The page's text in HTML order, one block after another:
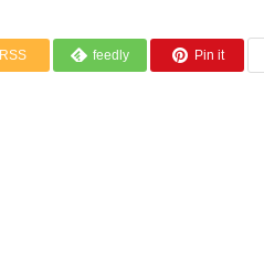
RSS feedly Pin it